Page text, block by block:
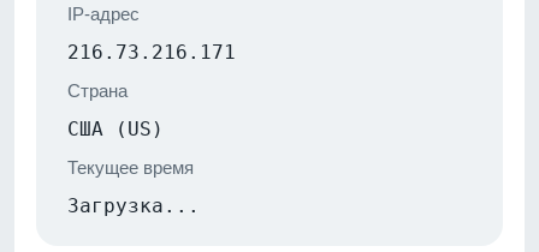
IP-адрес
216.73.216.171
Страна
США (US)
Текущее время
Загрузка...